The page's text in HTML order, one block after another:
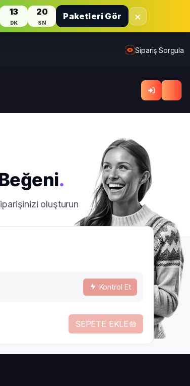
13
DK
20
SN
Paketleri Gör ×
Sipariş Sorgula
.
oluşturun
Kontrol Et
SEPETE EKLE